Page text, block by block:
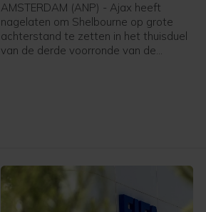
AMSTERDAM (ANP) - Ajax heeft
nagelaten om Shelbourne op grote
achterstand te zetten in het thuisduel
van de derde voorronde van de